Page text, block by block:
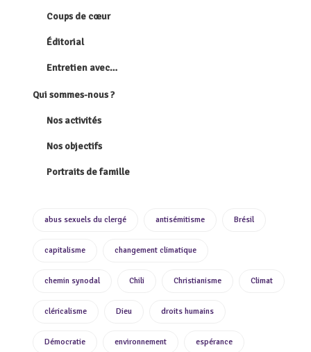
Coups de cœur
Éditorial
Entretien avec…
Qui sommes-nous ?
Nos activités
Nos objectifs
Portraits de famille
abus sexuels du clergé antisémitisme Brésil
capitalisme changement climatique
chemin synodal Chili Christianisme Climat
cléricalisme Dieu droits humains
Démocratie environnement espérance